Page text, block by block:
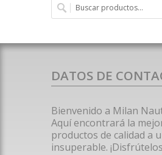
DATOS DE
Bienvenido a Milan
Aquí encontrará la
productos de calidad a
insuperable.